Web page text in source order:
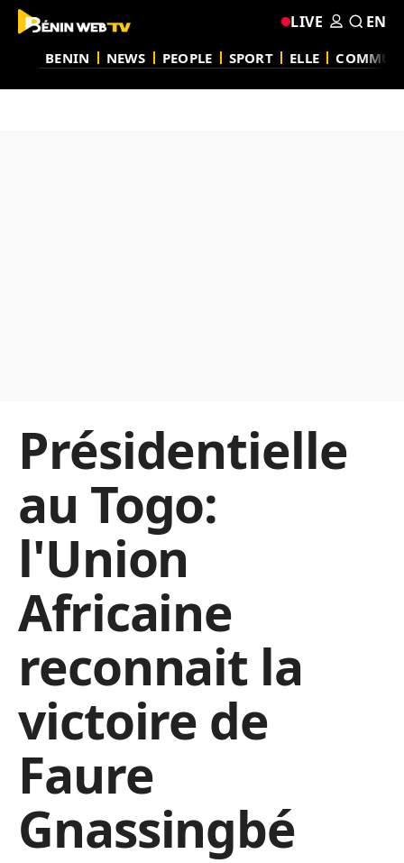
BENIN NEWS PEOPLE SPORT ELLE
LIVE EN
Présidentielle
au Togo:
l'Union
Africaine
reconnait la
victoire de
Faure
Gnassingbé